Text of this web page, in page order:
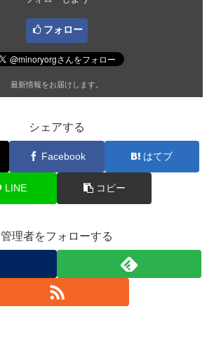
フォロー
最新情報をお届けします。
シェアする
Facebook はてブ
LINE コピー
管理者をフォローする